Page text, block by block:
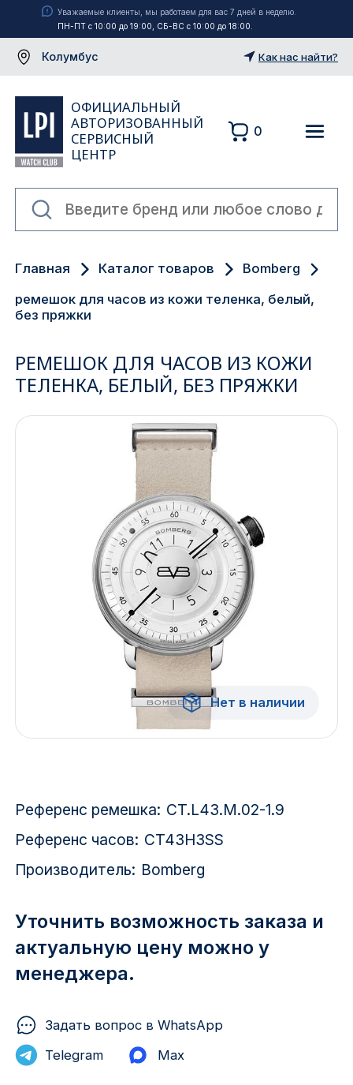
Уважаемые клиенты, мы работаем для вас 7 дней в неделю.
ПН-ПТ с 10:00 до 19:00, СБ-ВС с 10:00 до 18:00.
Колумбус
Екатеринбург
Санкт-Петербург
Ижевск
Архангельск
Владивосток
Волгоград
Кемерово
2717 км
2-я Смирновка
4-й Участок
52127 городок
Как нас найти?
ОФИЦИАЛЬНЫЙ
АВТОРИЗОВАННЫЙ
СЕРВИСНЫЙ
ЦЕНТР
0
Главная Каталог товаров
Bomberg
ремешок для часов из кожи теленка, белый,
без пряжки
РЕМЕШОК ДЛЯ ЧАСОВ ИЗ КОЖИ
ТЕЛЕНКА, БЕЛЫЙ, БЕЗ ПРЯЖКИ
Нет в наличии
Референс ремешка: CT.L43.M.02-1.9
Референс часов: CT43H3SS
Производитель: Bomberg
Уточнить возможность заказа и
актуальную цену можно у
менеджера.
Задать вопрос в WhatsApp
Telegram
Max